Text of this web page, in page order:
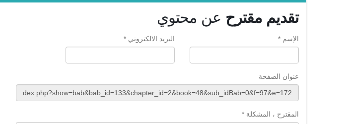
تقديم مقترح عن محتوي
الإسم * البريد الالكتروني *
عنوان الصفحة
المقترح ، المشكلة *